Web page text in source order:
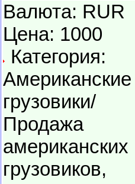
Валюта: RUR
Цена: 1000
Категория:
Американские
грузовики/
Продажа
американских
грузовиков,